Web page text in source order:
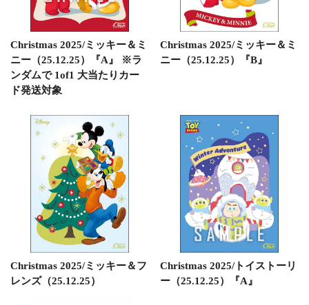
Christmas 2025/ミッキー＆ミ
ニー（25.12.25）『A』 ※ラ
ンダムで 1of1 大当たりカー
ド発送対象
Christmas 2025/ミッキー＆ミ
ニー（25.12.25）『B』
Christmas 2025/ミッキー＆フ
レンズ（25.12.25）
Christmas 2025/トイストーリ
ー（25.12.25）『A』